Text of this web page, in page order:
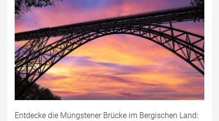
Entdecke die Müngstener Brücke im Bergischen Land: